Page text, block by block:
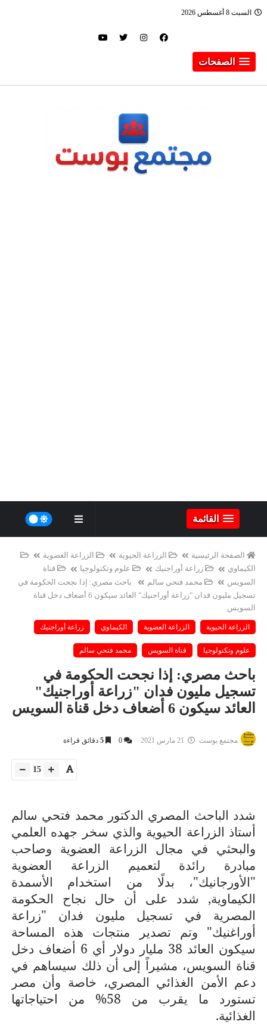
السبت 8 أغسطس 2026
الصفحات
أسرة
مجتمع بوست
11 يوليو 2026
مصيدة الشاشات.. لما التكنولوجيا تسحب
عمرنا | الإدمان الالكتروني
أسرة
مجتمع بوست
مصيدة
عمرنا | الإدمان
القائمة
الصفحة الرئيسية الزراعة الحيوية
الزراعة العضوية
الكيماوي
زراعة أوراجنيك علوم وتكنولوجيا
قناة
السويس
محمد فتحي سالم
باحث مصري: إذا نجحت الحكومة في
تسجيل مليون فدان "زراعة أوراجنيك" العائد سيكون 6 أضعاف دخل قناة
السويس
الزراعة الحيوية الزراعة العضوية الكيماوي زراعة أوراجنيك
علوم وتكنولوجيا قناة السويس محمد فتحي سالم
باحث مصري: إذا نجحت الحكومة في
تسجيل مليون فدان "زراعة أوراجنيك"
العائد سيكون 6 أضعاف دخل قناة السويس
مجتمع بوست 0
5 دقائق قراءة
15
شدد الباحث المصري الدكتور محمد فتحي سالم
أستاذ الزراعة الحيوية والذي سخر جهده العلمي
والبحثي في مجال الزراعة العضوية وصاحب
مبادرة رائدة لتعميم الزراعة العضوية
"الأورجانيك"، بدلًا من استخدام الأسمدة
الكيماوية, شدد على أن حال نجاح الحكومة
المصرية في تسجيل مليون فدان "زراعة
أوراغنيك" وتم تصدير منتجات هذه المساحة
سيكون العائد 38 مليار دولار أي 6 أضعاف دخل
قناة السويس، مشيراً إلى أن ذلك سيساهم في
دعم الأمن الغذائي المصري، خاصة وأن مصر
تستورد ما يقرب من 58% من احتياجاتها
الغذائية.